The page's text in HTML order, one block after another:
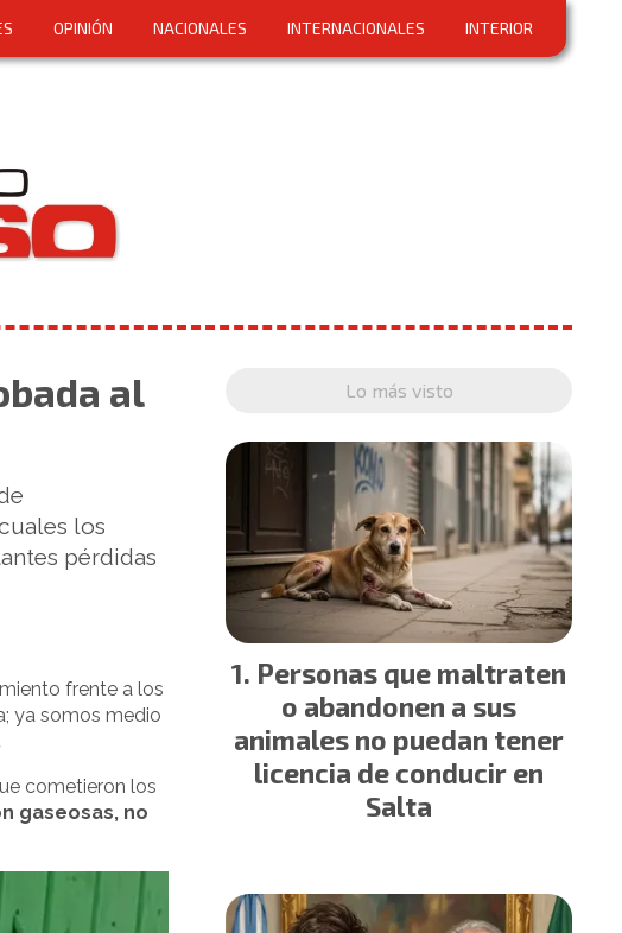
OPINIÓN NACIONALES INTERNACIONALES INTERIOR
al
los
pérdidas
frente a los
ya somos medio
cometieron los
gaseosas, no
Lo más visto
Personas que maltraten
o abandonen a sus
animales no puedan tener
licencia de conducir en
Salta